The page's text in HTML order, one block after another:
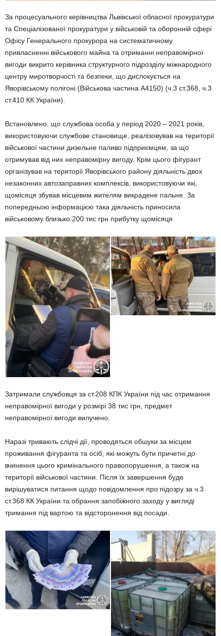
За процесуального керівництва Львівської обласної прокуратури
та Спеціалізованої прокуратури у військовій та оборонній сфері
Офісу Генерального прокурора на систематичному
привласненні військового майна та отриманні неправомірної
вигоди викрито керівника структурного підрозділу міжнародного
центру миротворчості та безпеки, що дислокується на
Яворівському полігоні (Військова частина А4150) (ч.3 ст.368, ч.3
ст.410 КК України).
Встановлено, що службова особа у період 2020 – 2021 років,
використовуючи службове становище, реалізовував на території
військової частини дизельне паливо підприємцям, за що
отримував від них неправомірну вигоду. Крім цього фігурант
організував на території Яворівського району діяльність двох
незаконних автозаправних комплексів, використовуючи які,
щомісяця збував місцевим жителям викрадене пальне. За
попередньою інформацією така діяльність приносила
військовому близько 200 тис грн прибутку щомісяця.
Затримали службовця за ст.208 КПК України під час отримання
неправомірної вигоди у розмірі 38 тис грн, предмет
неправомірної вигоди вилучено.
Наразі тривають слідчі дії, проводяться обшуки за місцем
проживання фігуранта та осіб, які можуть бути причетні до
вчинення цього кримінального правопорушення, а також на
території військової частини. Після їх завершення буде
вирішуватися питання щодо повідомлення про підозру за ч.3
ст.368 КК України та обрання запобіжного заходу у вигляді
тримання під вартою та відсторонення від посади.